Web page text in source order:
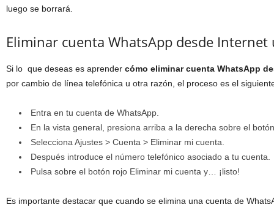
luego se borrará.
Eliminar cuenta WhatsApp desde Internet
Si lo que deseas es aprender cómo eliminar cuenta WhatsApp
por cambio de línea telefónica u otra razón, el proceso es el
Entra en tu cuenta de WhatsApp.
En la vista general, presiona arriba a la derecha sobre el
Selecciona Ajustes > Cuenta > Eliminar mi cuenta.
Después introduce el número telefónico asociado a tu cuenta.
Pulsa sobre el botón rojo Eliminar mi cuenta y… ¡listo!
Es importante destacar que cuando se elimina una cuenta de